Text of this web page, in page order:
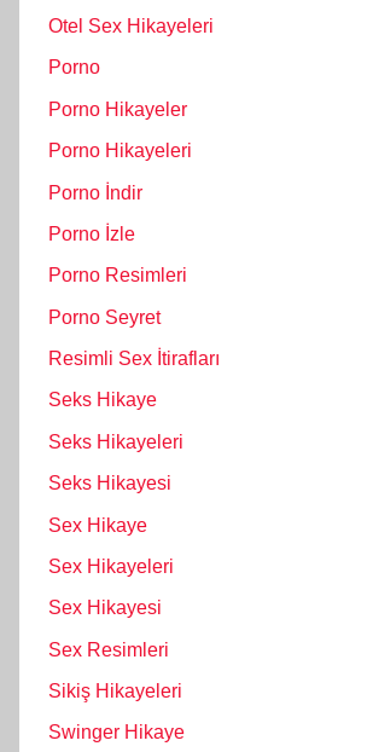
Otel Sex Hikayeleri
Porno
Porno Hikayeler
Porno Hikayeleri
Porno İndir
Porno İzle
Porno Resimleri
Porno Seyret
Resimli Sex İtirafları
Seks Hikaye
Seks Hikayeleri
Seks Hikayesi
Sex Hikaye
Sex Hikayeleri
Sex Hikayesi
Sex Resimleri
Sikiş Hikayeleri
Swinger Hikaye